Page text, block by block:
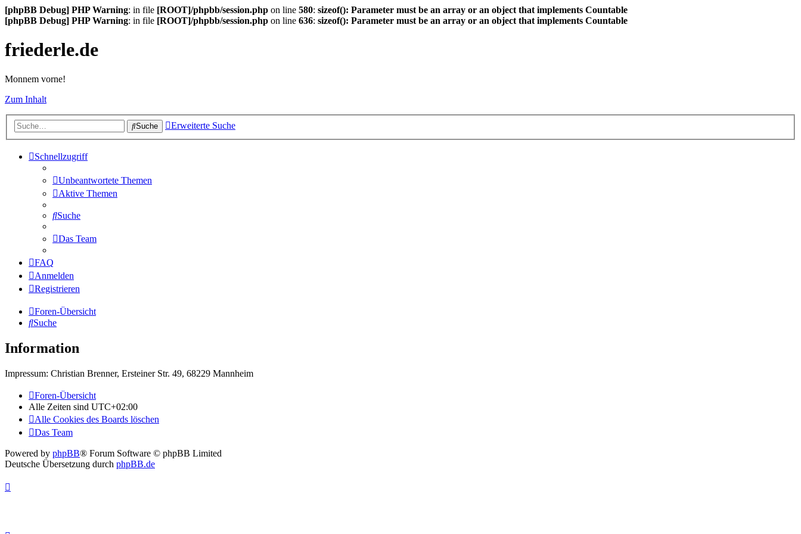
[phpBB Debug] PHP Warning: in file [ROOT]/phpbb/session.php on line 580: sizeof(): Parameter must be an array or an object that implements Countable
[phpBB Debug] PHP Warning: in file [ROOT]/phpbb/session.php on line 636: sizeof(): Parameter must be an array or an object that implements Countable
friederle.de
Monnem vorne!
Zum Inhalt
Suche Erweiterte Suche
Schnellzugriff
Unbeantwortete Themen
Aktive Themen
Suche
Das Team
FAQ
Anmelden
Registrieren
Foren-Übersicht
Suche
Information
Impressum: Christian Brenner, Ersteiner Str. 49, 68229 Mannheim
Foren-Übersicht
Alle Zeiten sind UTC+02:00
Alle Cookies des Boards löschen
Das Team
Powered by phpBB® Forum Software © phpBB Limited
Deutsche Übersetzung durch phpBB.de